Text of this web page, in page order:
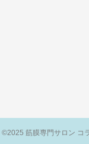
©2025 筋膜専門サロン コ